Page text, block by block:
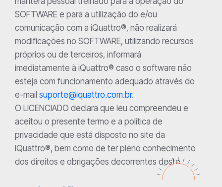
SOFTWARE e para a utilização do e/ou
comunicação com a iQuattro®, não realizará
modificações no SOFTWARE, utilizando recursos
próprios ou de terceiros, informará
imediatamente à iQuattro® caso o software não
esteja com funcionamento adequado através do
e-mail suporte@iquattro.com.br.
O LICENCIADO declara que leu compreendeu e
aceitou o presente termo e a política de
privacidade que está disposto no site da
iQuattro®, bem como de ter pleno conhecimento
dos direitos e obrigações decorrentes deste.